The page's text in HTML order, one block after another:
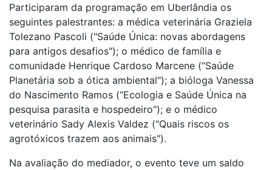
Participaram da programação em Uberlândia os
seguintes palestrantes: a médica veterinária Graziela
Tolezano Pascoli ("Saúde Única: novas abordagens
para antigos desafios"); o médico de família e
comunidade Henrique Cardoso Marcene (“Saúde
Planetária sob a ótica ambiental"); a bióloga Vanessa
do Nascimento Ramos (“Ecologia e Saúde Única na
pesquisa parasita e hospedeiro"); e o médico
veterinário Sady Alexis Valdez ("Quais riscos os
agrotóxicos trazem aos animais").
Na avaliação do mediador, o evento teve um saldo